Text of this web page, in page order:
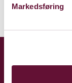
Markedsføring